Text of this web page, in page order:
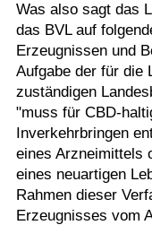
Was also sagt das
das BVL auf
Erzeugnissen und
Aufgabe der für die
zuständigen
"muss für CBD-
Inverkehrbringen
eines Arzneimittels
eines neuartigen
Rahmen dieser
Erzeugnisses vom